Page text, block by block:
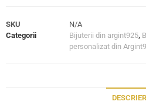
SKU
N/A
Categorii
Bijuterii din argint925,
personalizat din